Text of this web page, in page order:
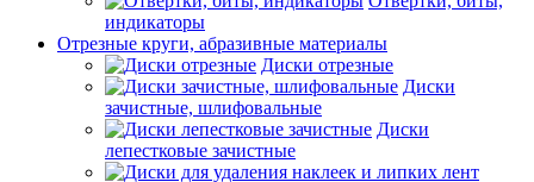
индикаторы
Отрезные круги, абразивные материалы
Диски отрезные
Диски
зачистные, шлифовальные
Диски
лепестковые зачистные